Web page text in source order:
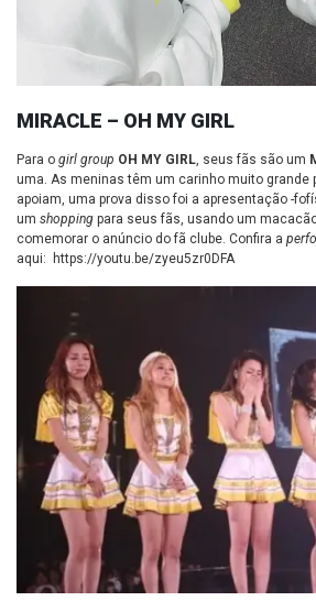
MIRACLE – OH MY GIRL
Para o girl group OH MY GIRL, seus fãs são um
uma. As meninas têm um carinho muito grande
apoiam, uma prova disso foi a apresentação -
um shopping para seus fãs, usando um
comemorar o anúncio do fã clube. Confira a
aqui:
https://youtu.be/zyeu5zr0DFA